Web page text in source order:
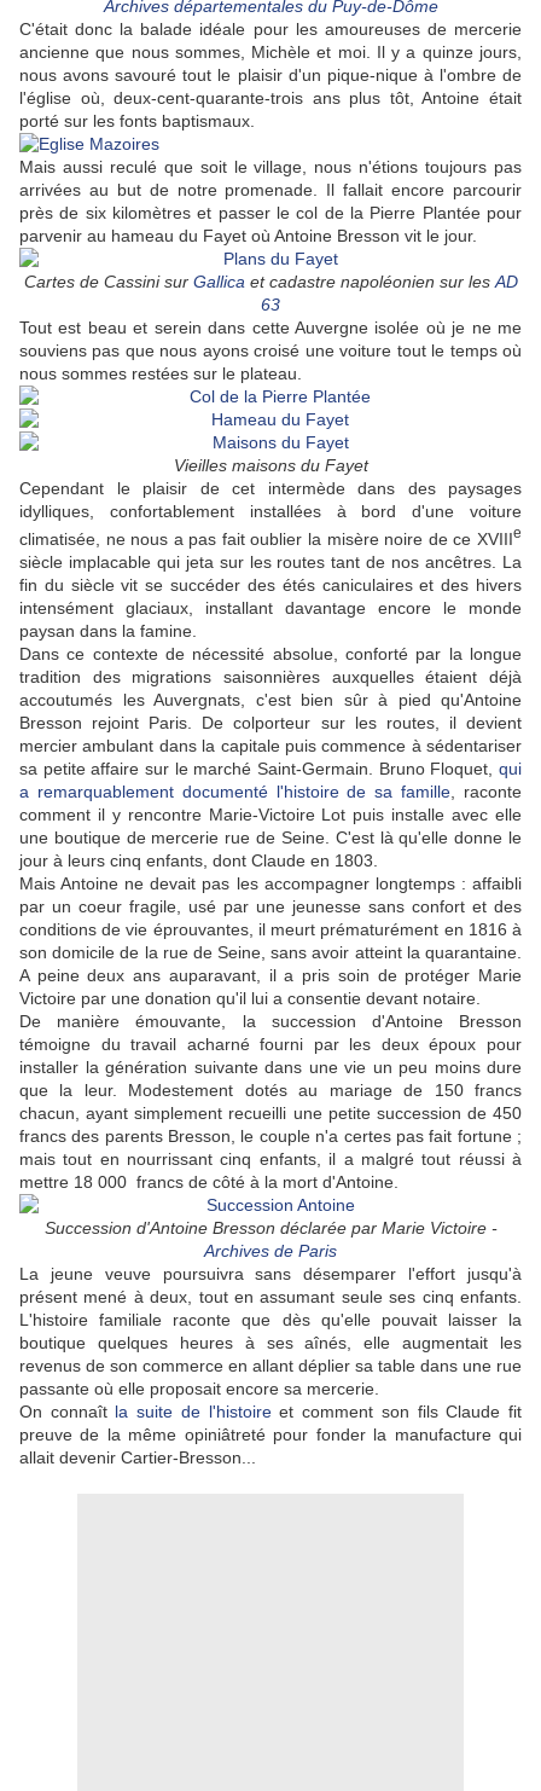
Archives départementales du Puy-de-Dôme
C'était donc la balade idéale pour les amoureuses de mercerie
ancienne que nous sommes, Michèle et moi. Il y a quinze jours,
nous avons savouré tout le plaisir d'un pique-nique à l'ombre de
l'église où, deux-cent-quarante-trois ans plus tôt, Antoine était
porté sur les fonts baptismaux.
Mais aussi reculé que soit le village, nous n'étions toujours pas
arrivées au but de notre promenade. Il fallait encore parcourir
près de six kilomètres et passer le col de la Pierre Plantée pour
parvenir au hameau du Fayet où Antoine Bresson vit le jour.
Cartes de Cassini sur Gallica et cadastre napoléonien sur les AD
63
Tout est beau et serein dans cette Auvergne isolée où je ne me
souviens pas que nous ayons croisé une voiture tout le temps où
nous sommes restées sur le plateau.
Vieilles maisons du Fayet
Cependant le plaisir de cet intermède dans des paysages
idylliques, confortablement installées à bord d'une voiture
climatisée, ne nous a pas fait oublier la misère noire de ce XVIIIe
siècle implacable qui jeta sur les routes tant de nos ancêtres. La
fin du siècle vit se succéder des étés caniculaires et des hivers
intensément glaciaux, installant davantage encore le monde
paysan dans la famine.
Dans ce contexte de nécessité absolue, conforté par la longue
tradition des migrations saisonnières auxquelles étaient déjà
accoutumés les Auvergnats, c'est bien sûr à pied qu'Antoine
Bresson rejoint Paris. De colporteur sur les routes, il devient
mercier ambulant dans la capitale puis commence à sédentariser
sa petite affaire sur le marché Saint-Germain. Bruno Floquet, qui
a remarquablement documenté l'histoire de sa famille , raconte
comment il y rencontre Marie-Victoire Lot puis installe avec elle
une boutique de mercerie rue de Seine. C'est là qu'elle donne le
jour à leurs cinq enfants, dont Claude en 1803.
Mais Antoine ne devait pas les accompagner longtemps : affaibli
par un coeur fragile, usé par une jeunesse sans confort et des
conditions de vie éprouvantes, il meurt prématurément en 1816 à
son domicile de la rue de Seine, sans avoir atteint la quarantaine.
A peine deux ans auparavant, il a pris soin de protéger Marie
Victoire par une donation qu'il lui a consentie devant notaire.
De manière émouvante, la succession d'Antoine Bresson
témoigne du travail acharné fourni par les deux époux pour
installer la génération suivante dans une vie un peu moins dure
que la leur. Modestement dotés au mariage de 150 francs
chacun, ayant simplement recueilli une petite succession de 450
francs des parents Bresson, le couple n'a certes pas fait fortune ;
mais tout en nourrissant cinq enfants, il a malgré tout réussi à
mettre 18 000 francs de côté à la mort d'Antoine.
Succession d'Antoine Bresson déclarée par Marie Victoire -
Archives de Paris
La jeune veuve poursuivra sans désemparer l'effort jusqu'à
présent mené à deux, tout en assumant seule ses cinq enfants.
L'histoire familiale raconte que dès qu'elle pouvait laisser la
boutique quelques heures à ses aînés, elle augmentait les
revenus de son commerce en allant déplier sa table dans une rue
passante où elle proposait encore sa mercerie.
On connaît la suite de l'histoireet comment son fils Claude fit
preuve de la même opiniâtreté pour fonder la manufacture qui
allait devenir Cartier-Bresson...